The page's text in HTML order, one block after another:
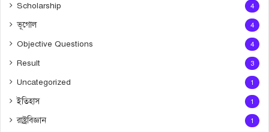
Scholarship 4
ভূগোল 4
Objective Questions 4
Result 3
Uncategorized 1
ইতিহাস 1
রাষ্ট্রবিজ্ঞান 1